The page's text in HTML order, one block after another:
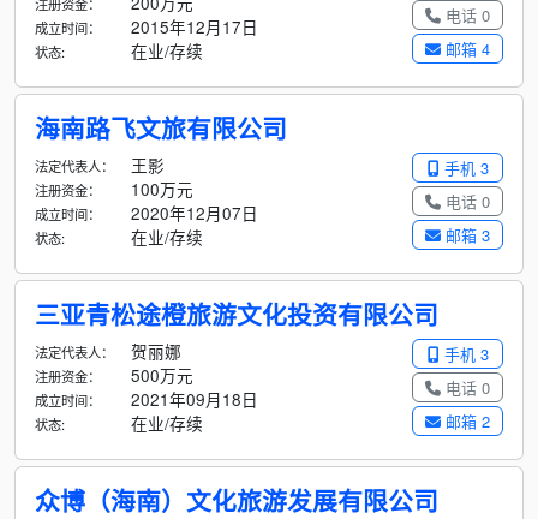
电话 0
邮箱 4
成立时间： 2015年12月17日
状态: 在业/存续
海南路飞文旅有限公司
手机 3
电话 0
邮箱 3
法定代表人： 王影
注册资金： 100万元
成立时间： 2020年12月07日
状态: 在业/存续
三亚青松途橙旅游文化投资有限公司
手机 3
电话 0
邮箱 2
法定代表人： 贺丽娜
注册资金： 500万元
成立时间： 2021年09月18日
状态: 在业/存续
众博（海南）文化旅游发展有限公司